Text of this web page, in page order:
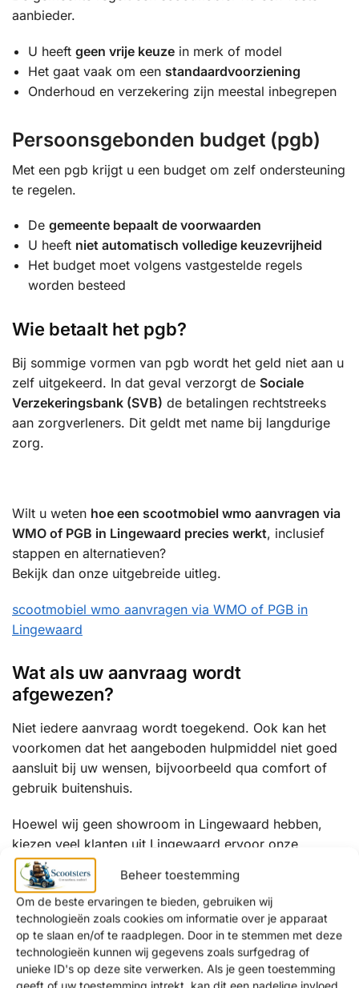
Beheer toestemming
Om de beste ervaringen te bieden, gebruiken wij
technologieën zoals cookies om informatie over je apparaat
op te slaan en/of te raadplegen. Door in te stemmen met deze
technologieën kunnen wij gegevens zoals surfgedrag of
unieke ID's op deze site verwerken. Als je geen toestemming
aanbieder.
U heeft geen vrije keuze in merk of model
Het gaat vaak om een standaardvoorziening
Onderhoud en verzekering zijn meestal inbegrepen
Persoonsgebonden budget (pgb)
Met een pgb krijgt u een budget om zelf ondersteuning
te regelen.
De gemeente bepaalt de voorwaarden
U heeft niet automatisch volledige keuzevrijheid
Het budget moet volgens vastgestelde regels
worden besteed
Wie betaalt het pgb?
Bij sommige vormen van pgb wordt het geld niet aan u
zelf uitgekeerd. In dat geval verzorgt de Sociale
Verzekeringsbank (SVB) de betalingen rechtstreeks
aan zorgverleners. Dit geldt met name bij langdurige
zorg.
Wilt u weten hoe een scootmobiel wmo aanvragen via
WMO of PGB in Lingewaard precies werkt, inclusief
stappen en alternatieven?
Bekijk dan onze uitgebreide uitleg.
scootmobiel wmo aanvragen via WMO of PGB in
Lingewaard
Wat als uw aanvraag wordt
afgewezen?
Niet iedere aanvraag wordt toegekend. Ook kan het
voorkomen dat het aangeboden hulpmiddel niet goed
aansluit bij uw wensen, bijvoorbeeld qua comfort of
gebruik buitenshuis.
Hoewel wij geen showroom in Lingewaard hebben,
kiezen veel klanten uit Lingewaard ervoor onze
showroom inAmsterdam (Noord-Holland)
aan de Lek (Zuid-Holland)te bezoeken voor
persoonlijk advies over alternatieve oplossingen.
In sommige gevallen kan het aantrekkelijk zijn om
(gedeeltelijk) zelf een scootmobiel aan te schaffen.